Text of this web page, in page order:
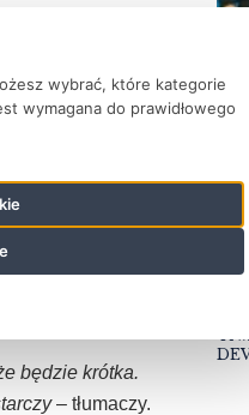
zależało.
tego trzymam.
o czym mówią
sprawiła,
uwagę,
już wzięcie
Wielkość roli
będzie krótka.
– tłumaczy.
66.
wybrać, które kategorie
wymagana do prawidłowego